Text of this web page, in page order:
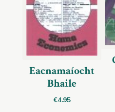
Eacnamaíocht
Bhaile
€4.95